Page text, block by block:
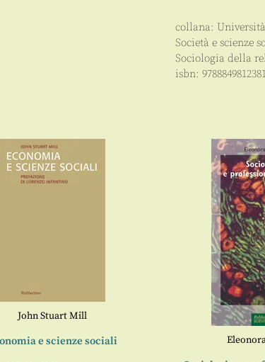
collana: Università
Società e scienze
Sociologia della
isbn:
John Stuart Mill
e scienze sociali